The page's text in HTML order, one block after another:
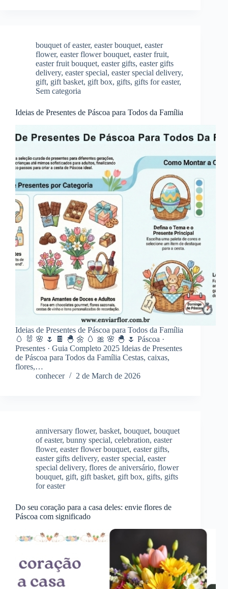
bouquet of easter, easter bouquet, easter
flower, easter flower bouquet, easter fruit,
easter fruit bouquet, easter gifts, easter gifts
delivery, easter special, easter special delivery,
gift, gift basket, gift box, gifts, gifts for easter,
Sem categoria
Ideias de Presentes de Páscoa para Todos da Família
Ideias de Presentes de Páscoa para Todos da Família
🥚 🐰 🌸 🌷 🍫 🐣 🌼 🥚 🎀 🌸 🐣 🌷 Páscoa ·
Presentes · Guia Completo 2025 Ideias de Presentes
de Páscoa para Todos da Família Cestas, caixas,
flores,…
conhecer
2 de March de 2026
anniversary flower, basket, bouquet, bouquet
of easter, bunny special, celebration, easter
flower, easter flower bouquet, easter gifts,
easter gifts delivery, easter special, easter
special delivery, flores de aniversário, flower
bouquet, gift, gift basket, gift box, gifts, gifts
for easter
Do seu coração para a casa deles: envie flores de
Páscoa com significado